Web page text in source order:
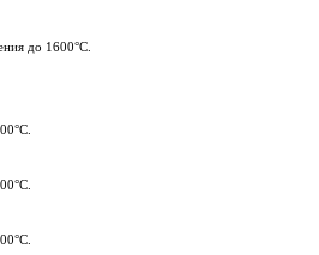
до 1600°C.